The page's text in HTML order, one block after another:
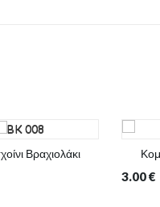
Βραχιολάκι
3.00€